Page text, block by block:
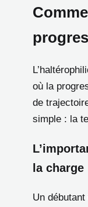
où la
de
simple : la
la charge
Un